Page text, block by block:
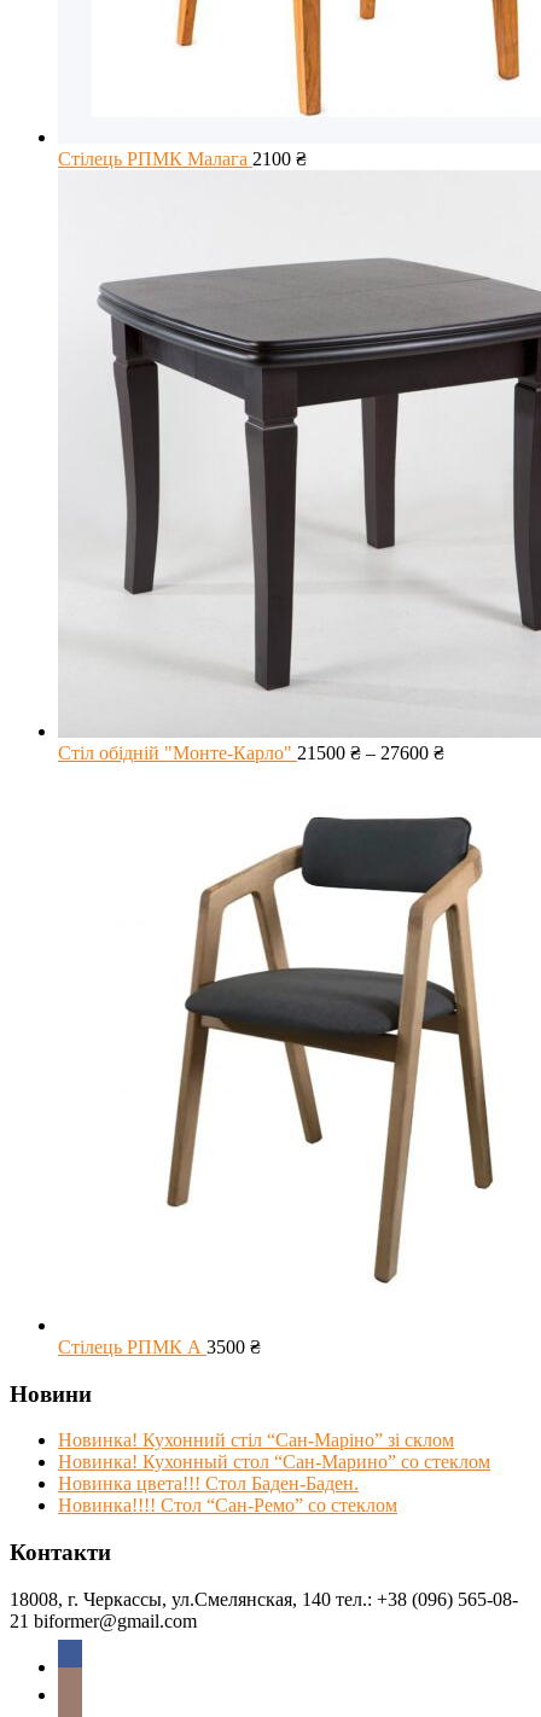
Стілець РПМК Малага 2100 ₴
Стіл обідній "Монте-Карло" 21500 ₴ – 27600 ₴
Стілець РПМК А 3500 ₴
Новини
Новинка! Кухонний стіл “Сан-Маріно” зі склом
Новинка! Кухонный стол “Сан-Марино” со стеклом
Новинка цвета!!! Стол Баден-Баден.
Новинка!!!! Стол “Сан-Ремо” со стеклом
Контакти
18008, г. Черкассы, ул.Смелянская, 140 тел.: +38 (096) 565-08-
21 biformer@gmail.com